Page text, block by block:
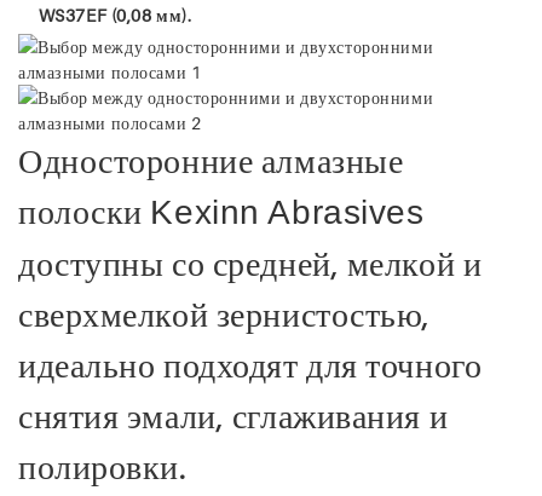
WS37EF (0,08 мм).
Односторонние алмазные
полоски Kexinn Abrasives
доступны со средней, мелкой и
сверхмелкой зернистостью,
идеально подходят для точного
снятия эмали, сглаживания и
полировки.